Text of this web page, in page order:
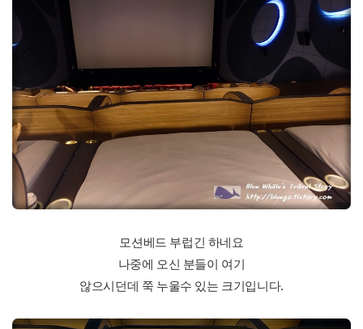
모션베드 부럽긴 하네요
나중에 오신 분들이 여기
않으시던데 쭉 누울수 있는 크기입니다.